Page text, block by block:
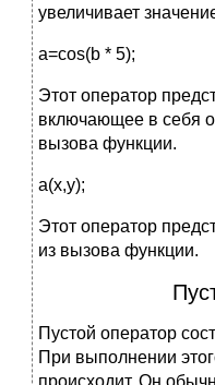
увеличивает
a=cos(b * 5);
Этот оператор
включающее в себя
вызова функции.
a(x,y);
Этот оператор
из вызова функции.
Пустой оператор
При выполнении